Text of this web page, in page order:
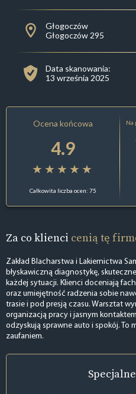
Głogoczów
Głogoczów 295
Data skanowania:
13 września 2025
Ocena końcowa
4.9
Całkowita liczba ocen: 75
Na
Za co klienci cenią tę
Zakład Blacharstwa i Lakiernictwa
błyskawiczną diagnostykę,
każdej sytuacji. Klienci doceniają
oraz umiejętność radzenia sobie
trasie i pod presją czasu. Warsztat
organizacją pracy i jasnym
odzyskują sprawne auto i spokój. To
zaufaniem.
Specjalne